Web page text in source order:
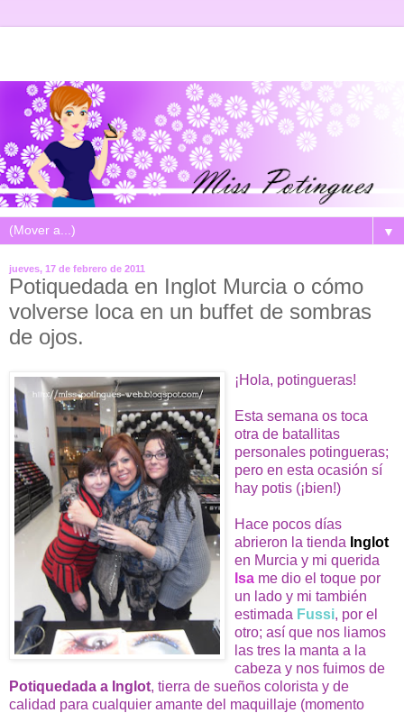
▼
jueves, 17 de febrero de 2011
Potiquedada en Inglot Murcia o cómo
volverse loca en un buffet de sombras
de ojos.
¡Hola, potingueras!
Esta semana os toca
otra de batallitas
personales potingueras;
pero en esta ocasión sí
hay potis (¡bien!)
Hace pocos días
abrieron la tienda Inglot
en Murcia y mi querida
Isa me dio el toque por
un lado y mi también
estimada Fussi, por el
otro; así que nos liamos
las tres la manta a la
cabeza y nos fuimos de
Potiquedada a Inglot, tierra de sueños colorista y de
calidad para cualquier amante del maquillaje (momento